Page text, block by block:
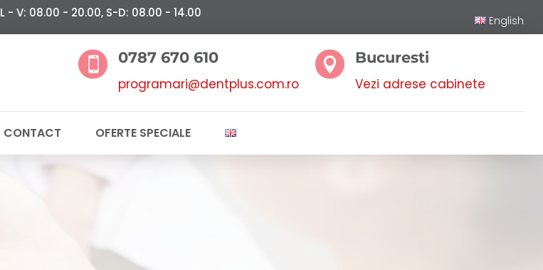
L - V: 08.00 - 20.00, S-D: 08.00 - 14.00
English
 0787 670 610
programari@dentplus.com.ro
 Bucuresti
Vezi adrese cabinete
CONTACT OFERTE SPECIALE